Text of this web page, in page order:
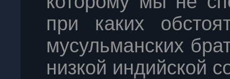
при каких
мусульманских
низкой индийской